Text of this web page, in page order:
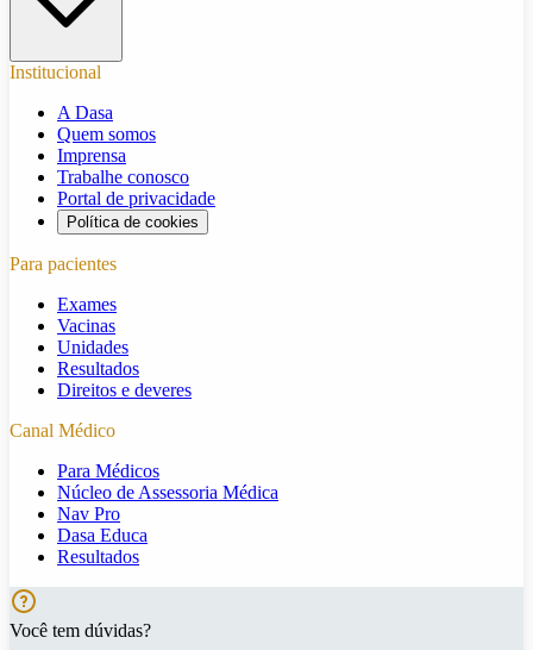
Institucional
A Dasa
Quem somos
Imprensa
Trabalhe conosco
Portal de privacidade
Política de cookies
Para pacientes
Exames
Vacinas
Unidades
Resultados
Direitos e deveres
Canal Médico
Para Médicos
Núcleo de Assessoria Médica
Nav Pro
Dasa Educa
Resultados
Você tem dúvidas?